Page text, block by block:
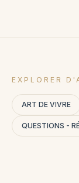
EXPLORER
ART DE VIVRE
QUESTIONS -